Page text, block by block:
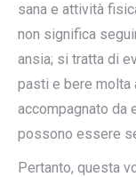
sana e attività
non significa
ansia; si tratta di
pasti e bere molta
accompagnato da
possono essere
Pertanto, questa